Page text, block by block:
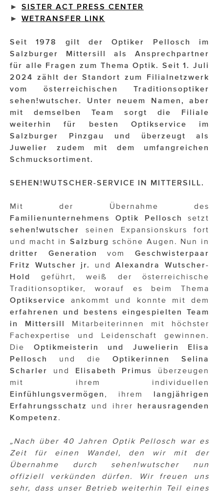
JUWELIER WAGNER
Magenta Telekom
Merz Aesthetics
NEVER AGE NUTRITION
Nina Kraft – Kraft Media Minds
NORMAL
rot weiss rosé
OTTO AM DONAUKANAL
sehen!wutscher
Solid & Bold
St. Peter Stiftskulinarium
The Budims
THE GOODSTUFF
TOG Studio
Upside Down Town Hotel – Neue Post
VieSFF – Vienna Spanish Film Festival
ÜBER UNS
PRESS CONTACT
► SISTER ACT PRESS CENTER
► WETRANSFER LINK
Seit 1978 gilt der Optiker Pellosch im
Salzburger Mittersill als Ansprechpartner
für alle Fragen zum Thema Optik. Seit 1. Juli
2024 zählt der Standort zum Filialnetzwerk
vom österreichischen Traditionsoptiker
sehen!wutscher. Unter neuem Namen, aber
mit demselben Team sorgt die Filiale
weiterhin für besten Optikservice im
Salzburger Pinzgau und überzeugt als
Juwelier zudem mit dem umfangreichen
Schmucksortiment.
SEHEN!WUTSCHER-SERVICE IN MITTERSILL.
Mit der Übernahme des
Familienunternehmens Optik Pellosch
setzt
sehen!wutscher
seinen Expansionskurs fort
und macht inSalzburg schöne Augen. Nun in
dritter Generation
vomGeschwisterpaar
Fritz Wutscher jr.
undAlexandra Wutscher-
Hold
geführt, weiß der österreichische
Traditionsoptiker, worauf es beim Thema
Optikservice
ankommt und konnte mit dem
erfahrenen und bestens eingespielten Team
in Mittersill
Mitarbeiterinnen mit höchster
Fachexpertise und Leidenschaft gewinnen.
Die Optikmeisterin und Juwelierin Elisa
Pellosch
und die
Optikerinnen Selina
Scharler
und Elisabeth Primus
überzeugen
mit ihrem individuellen
Einfühlungsvermögen , ihrem langjährigen
Erfahrungsschatz
und ihrer herausragenden
Kompetenz .
„Nach über 40 Jahren Optik Pellosch war es
Zeit für einen Wandel, den wir mit der
Übernahme durch sehen!wutscher nun
offiziell verkünden dürfen. Wir freuen uns
sehr, dass unser Betrieb weiterhin Teil eines